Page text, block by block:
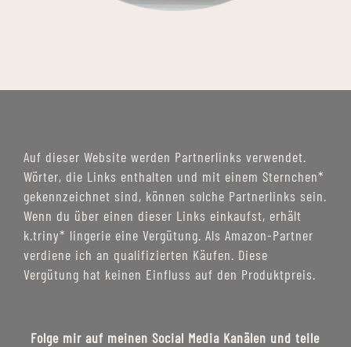
Auf dieser Website werden Partnerlinks verwendet.
Wörter, die Links enthalten und mit einem Sternchen*
gekennzeichnet sind, können solche Partnerlinks sein.
Wenn du über einen dieser Links einkaufst, erhält
k.triny* lingerie eine Vergütung. Als Amazon-Partner
verdiene ich an qualifizierten Käufen. Diese
Vergütung hat keinen Einfluss auf den Produktpreis.
Folge mir auf meinen Social Media Kanälen und teile